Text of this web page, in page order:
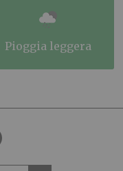
pioggia leggera